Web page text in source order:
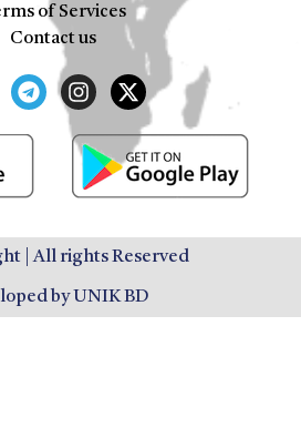
of Services
Contact us
| All rights Reserved
by UNIK BD